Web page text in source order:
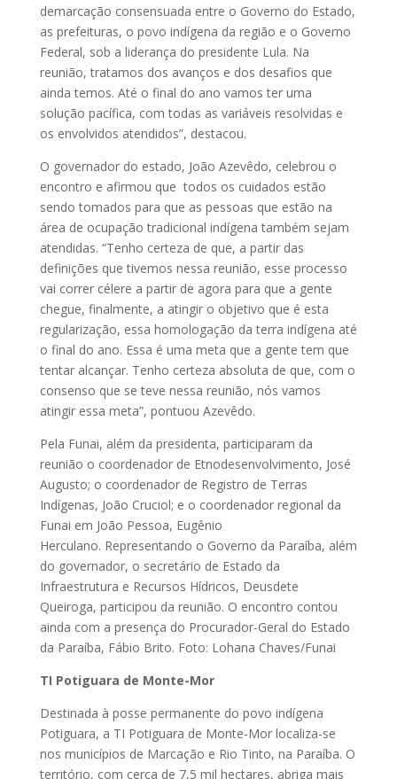
demarcação consensuada entre o Governo do Estado,
as prefeituras, o povo indígena da região e o Governo
Federal, sob a liderança do presidente Lula. Na
reunião, tratamos dos avanços e dos desafios que
ainda temos. Até o final do ano vamos ter uma
solução pacífica, com todas as variáveis resolvidas e
os envolvidos atendidos”, destacou.
O governador do estado, João Azevêdo, celebrou o
encontro e afirmou que todos os cuidados estão
sendo tomados para que as pessoas que estão na
área de ocupação tradicional indígena também sejam
atendidas. “Tenho certeza de que, a partir das
definições que tivemos nessa reunião, esse processo
vai correr célere a partir de agora para que a gente
chegue, finalmente, a atingir o objetivo que é esta
regularização, essa homologação da terra indígena até
o final do ano. Essa é uma meta que a gente tem que
tentar alcançar. Tenho certeza absoluta de que, com o
consenso que se teve nessa reunião, nós vamos
atingir essa meta”, pontuou Azevêdo.
Pela Funai, além da presidenta, participaram da
reunião o coordenador de Etnodesenvolvimento, José
Augusto; o coordenador de Registro de Terras
Indígenas, João Cruciol; e o coordenador regional da
Funai em João Pessoa, Eugênio
Herculano. Representando o Governo da Paraíba, além
do governador, o secretário de Estado da
Infraestrutura e Recursos Hídricos, Deusdete
Queiroga, participou da reunião. O encontro contou
ainda com a presença do Procurador-Geral do Estado
da Paraíba, Fábio Brito. Foto: Lohana Chaves/Funai
TI Potiguara de Monte-Mor
Destinada à posse permanente do povo indígena
Potiguara, a TI Potiguara de Monte-Mor localiza-se
nos municípios de Marcação e Rio Tinto, na Paraíba. O
território, com cerca de 7,5 mil hectares, abriga mais